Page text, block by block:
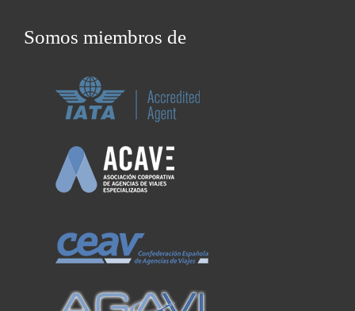
Somos miembros de